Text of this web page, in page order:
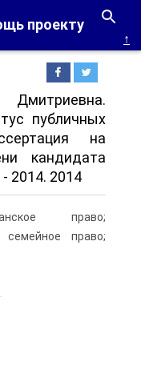
проекту
↑
публичных
на
кандидата
2014. 2014
право;
семейное право;